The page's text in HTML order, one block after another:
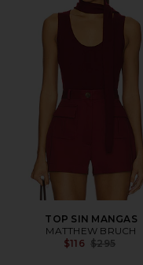
TOP SIN MANGAS
MATTHEW BRUCH
$116 Previous
$295